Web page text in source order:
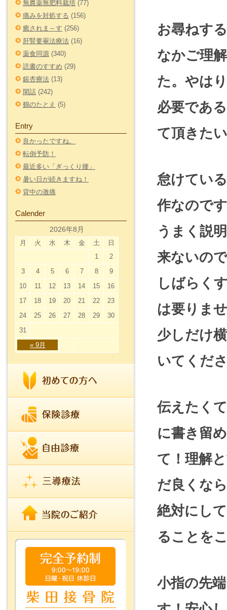
無農薬無肥料栽培 (77)
痛みを対処する (156)
癒されま～す (256)
肝腎要罨法療法 (16)
薬食同源 (340)
読書のすすめ (29)
銀杏療法 (13)
閑話 (242)
鶴のたとえ (5)
Entry
良かったですね。
転倒予防！
最近多い「ぎっくり腰」
暑い日が続きますね！
背中の激痛
Calender
2026年8月
月 火 水 木 金 土 日
« 9月
1
2
3
4 5 6 7 8
9
10
11 12 13 14 15
16
17
18 19 20 21 22
23
24
25 26 27 28 29
30
31
お尋ねす
なかご理
た。やは
必要であ
て頂きた
怠けてい
作なので
うまく説
来ないの
しばらく
は要りま
少しだけ
いてくだ
伝えたく
に書き留
て！理解
だ良くな
絶対にし
ることを
小指の先